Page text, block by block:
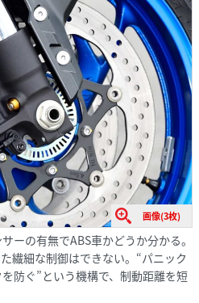
画像(3枚)
ーの有無でABS車かどうか分かる。
繊細な制御はできない。“パニック
防ぐ”という機構で、制動距離を短